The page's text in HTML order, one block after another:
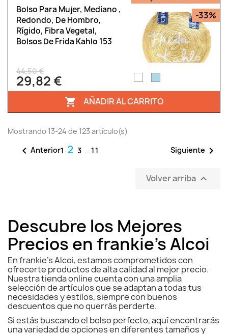
Bolso Para Mujer, Mediano ,
Redondo, De Hombro,
Rígido, Fibra Vegetal,
Bolsos De Frida Kahlo 153
44,50 €
29,82 €
-33%
 AÑADIR AL CARRITO
Mostrando 13-24 de 123 artículo(s)
 Anterior1 2 3 … 11 Siguiente 
Volver arriba 
Descubre los Mejores
Precios en frankie’s Alcoi
En frankie’s Alcoi, estamos comprometidos con
ofrecerte productos de alta calidad al mejor precio.
Nuestra tienda online cuenta con una amplia
selección de artículos que se adaptan a todas tus
necesidades y estilos, siempre con buenos
descuentos que no querrás perderte.
Si estás buscando el bolso perfecto, aquí encontrarás
una variedad de opciones en diferentes tamaños y